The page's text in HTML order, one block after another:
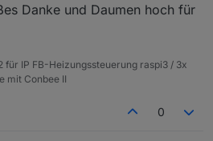
Danke und Daumen hoch für
für IP FB-Heizungssteuerung raspi3 / 3x
mit Conbee II
0